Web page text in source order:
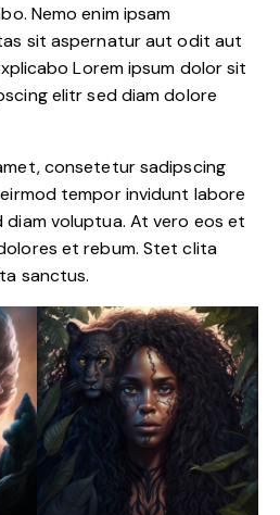
Nemo enim ipsam
sit aspernatur aut odit aut
Lorem ipsum dolor sit
elitr sed diam dolore
consetetur sadipscing
tempor invidunt labore
voluptua. At vero eos et
et rebum. Stet clita
sanctus.